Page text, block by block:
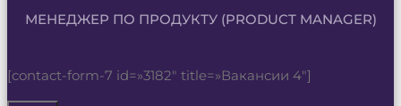
МЕНЕДЖЕР ПО ПРОДУКТУ (PRODUCT MANAGER)
[contact-form-7 id=»3182″ title=»Вакансии 4″]